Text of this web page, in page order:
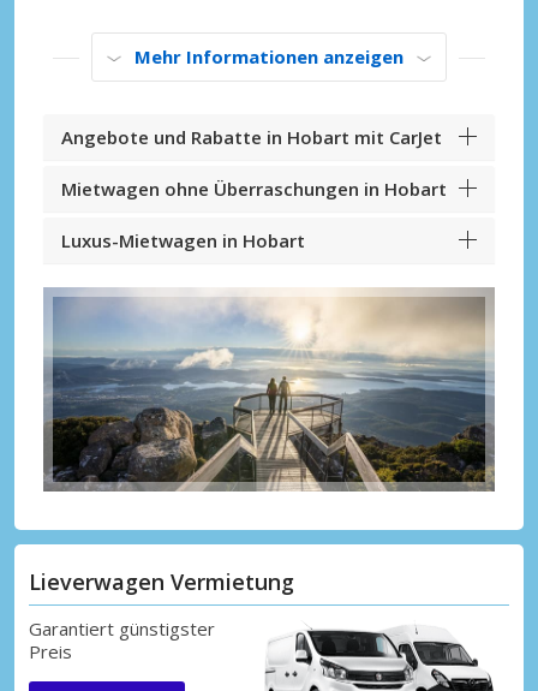
Mehr Informationen anzeigen
Angebote und Rabatte in Hobart mit CarJet
Mietwagen ohne Überraschungen in Hobart
Luxus-Mietwagen in Hobart
Lieverwagen Vermietung
Garantiert günstigster
Preis